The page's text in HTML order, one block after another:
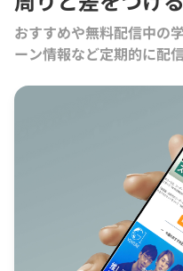
おすすめや無料配信中の
ーン情報など定期的に配